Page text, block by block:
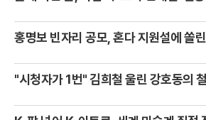
홍명보 빈자리 공모, 혼다 지원설에 쏠
"시청자가 1번" 김희철 울린 강호동의